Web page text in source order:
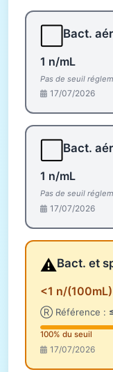
Bact.
1 n/mL
Pas de seuil
17/07/2026
Bact.
1 n/mL
Pas de seuil
17/07/2026
⚠️Bact. et
<1 n/(100mL)
Ⓡ Référence :
100% du seuil
17/07/2026